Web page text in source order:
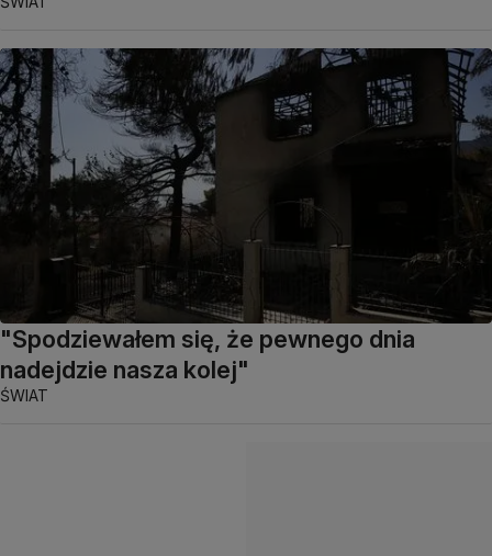
"Spodziewałem się, że pewnego dnia
nadejdzie nasza kolej"
ŚWIAT